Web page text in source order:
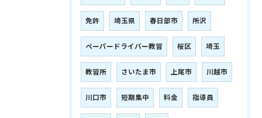
免許 埼玉県 春日部市 所沢
ペーパードライバー教習 桜区 埼玉
教習所 さいたま市 上尾市 川越市
川口市 短期集中 料金 指導員